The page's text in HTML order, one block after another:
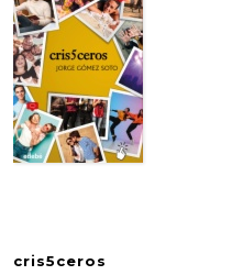
cris5ceros